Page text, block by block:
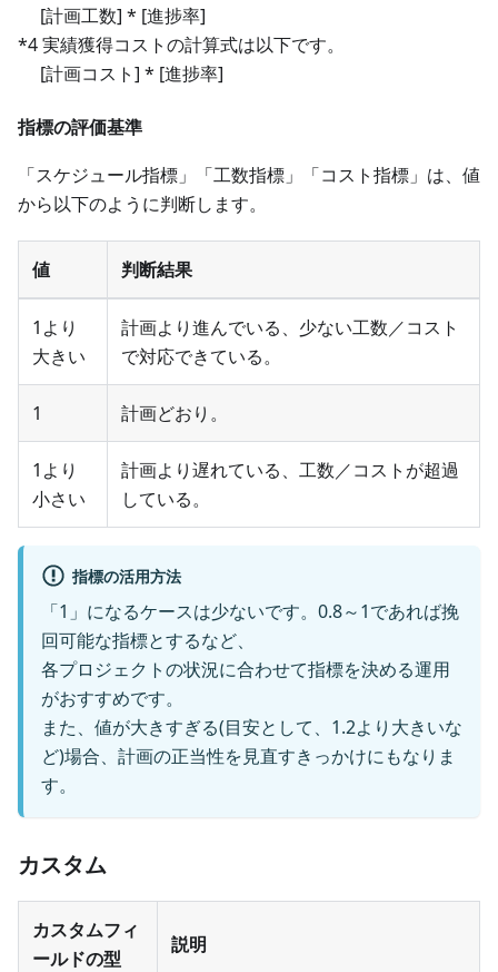
[計画工数] * [進捗率]
*4 実績獲得コストの計算式は以下です。
[計画コスト] * [進捗率]
指標の評価基準
「スケジュール指標」「工数指標」「コスト指標」は、値
から以下のように判断します。
値 判断結果
1より
大きい
計画より進んでいる、少ない工数／コスト
で対応できている。
1 計画どおり。
1より
小さい
計画より遅れている、工数／コストが超過
している。
指標の活用方法
「1」になるケースは少ないです。0.8～1であれば挽
回可能な指標とするなど、
各プロジェクトの状況に合わせて指標を決める運用
がおすすめです。
また、値が大きすぎる(目安として、1.2より大きいな
ど)場合、計画の正当性を見直すきっかけにもなりま
す。
カスタム
カスタムフィ
ールドの型
説明